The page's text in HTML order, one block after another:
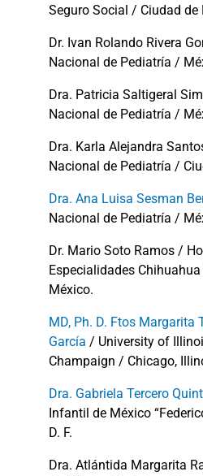
Seguro Social / Ciudad de
Dr. Ivan Rolando Rivera
Nacional de Pediatría /
Dra. Patricia Saltigeral
Nacional de Pediatría /
Dra. Karla Alejandra
Nacional de Pediatría /
Dra. Ana Luisa Sesman
Nacional de Pediatría /
Dr. Mario Soto Ramos /
Especialidades
México.
MD, Ph. D. Ftos Margarita
García / University of
Champaign / Chicago,
Dra. Gabriela Tercero
Infantil de México
D. F.
Dra. Atlántida Margarita